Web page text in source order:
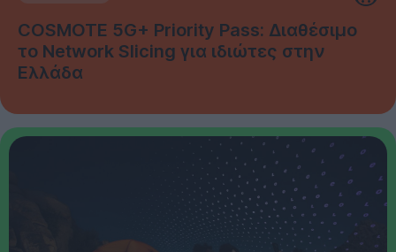
COSMOTE 5G+ Priority Pass: Διαθέσιμο
το Network Slicing για ιδιώτες στην
Ελλάδα